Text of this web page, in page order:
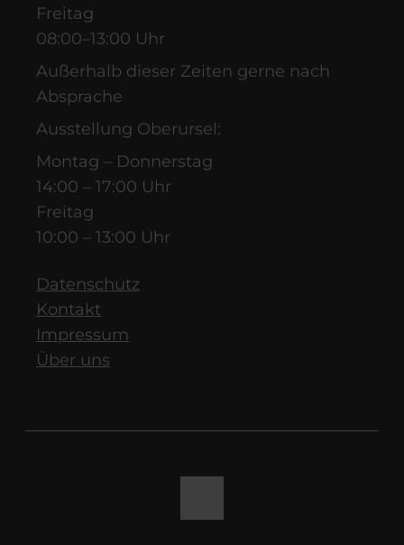
Freitag
08:00–13:00 Uhr
Außerhalb dieser Zeiten gerne nach
Absprache
Ausstellung Oberursel:
Montag – Donnerstag
14:00 – 17:00 Uhr
Freitag
10:00 – 13:00 Uhr
Datenschutz
Kontakt
Impressum
Über uns